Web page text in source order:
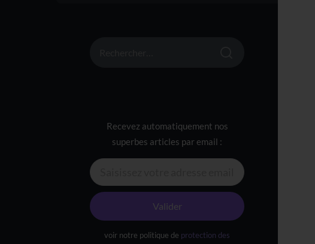
Recevez automatiquement nos
superbes articles par email :
Valider
voir notre politique de protection des